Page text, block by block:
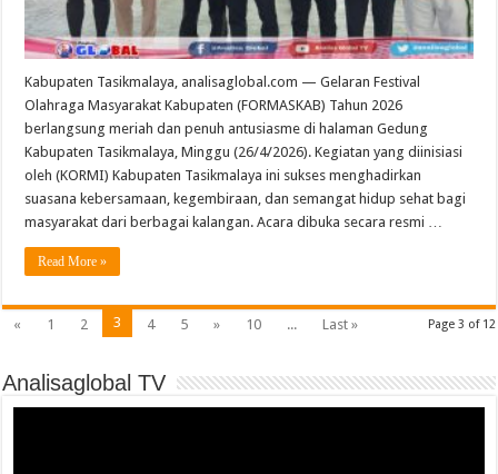
Kabupaten Tasikmalaya, analisaglobal.com — Gelaran Festival
Olahraga Masyarakat Kabupaten (FORMASKAB) Tahun 2026
berlangsung meriah dan penuh antusiasme di halaman Gedung
Kabupaten Tasikmalaya, Minggu (26/4/2026). Kegiatan yang diinisiasi
oleh (KORMI) Kabupaten Tasikmalaya ini sukses menghadirkan
suasana kebersamaan, kegembiraan, dan semangat hidup sehat bagi
masyarakat dari berbagai kalangan. Acara dibuka secara resmi …
Read More »
Page 3 of 12
« 1 2 3 4 5 » 10 ... Last »
Analisaglobal TV